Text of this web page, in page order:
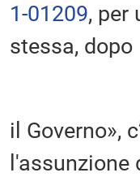
1-01209, per
stessa,
il Governo»,